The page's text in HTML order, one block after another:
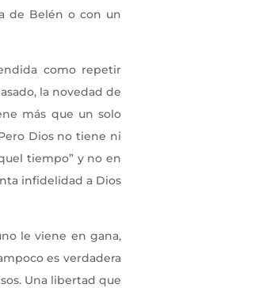
de Belén o con un
como repetir
la novedad de
más que un solo
Dios no tiene ni
tiempo” y no en
infidelidad a Dios
le viene en gana,
es verdadera
Una libertad que